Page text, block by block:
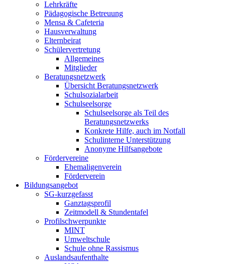
Lehrkräfte
Pädagogische Betreuung
Mensa & Cafeteria
Hausverwaltung
Elternbeirat
Schülervertretung
Allgemeines
Mitglieder
Beratungsnetzwerk
Übersicht Beratungsnetzwerk
Schulsozialarbeit
Schulseelsorge
Schulseelsorge als Teil des
Beratungsnetzwerks
Konkrete Hilfe, auch im Notfall
Schulinterne Unterstützung
Anonyme Hilfsangebote
Fördervereine
Ehemaligenverein
Förderverein
Bildungsangebot
SG-kurzgefasst
Ganztagsprofil
Zeitmodell & Stundentafel
Profilschwerpunkte
MINT
Umweltschule
Schule ohne Rassismus
Auslandsaufenthalte